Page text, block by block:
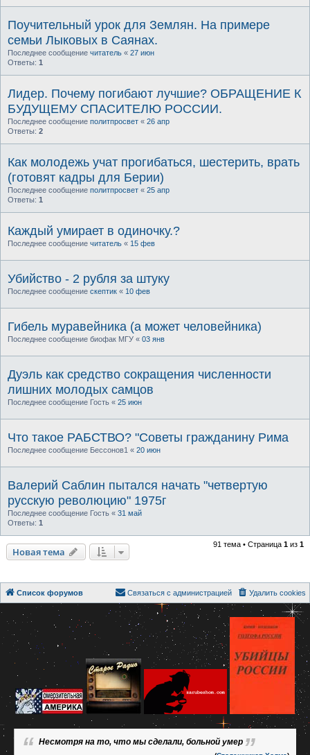
Поучительный урок для Землян. На примере
семьи Лыковых в Саянах.
Последнее сообщение читатель « 27 июн
Ответы: 1
Лидер. Почему погибают лучшие? ОБРАЩЕНИЕ К
БУДУЩЕМУ СПАСИТЕЛЮ РОССИИ.
Последнее сообщение политпросвет « 26 апр
Ответы: 2
Как молодежь учат прогибаться, шестерить, врать
(готовят кадры для Берии)
Последнее сообщение политпросвет « 25 апр
Ответы: 1
Каждый умирает в одиночку.?
Последнее сообщение читатель « 15 фев
Убийство - 2 рубля за штуку
Последнее сообщение скептик « 10 фев
Гибель муравейника (а может человейника)
Последнее сообщение биофак МГУ « 03 янв
Дуэль как средство сокращения численности
лишних молодых самцов
Последнее сообщение Гость « 25 июн
Что такое РАБСТВО? "Советы гражданину Рима
Последнее сообщение Бессонов1 « 20 июн
Валерий Саблин пытался начать "четвертую
русскую революцию" 1975г
Последнее сообщение Гость « 31 май
Ответы: 1
Новая тема
91 тема • Страница 1 из 1
Список форумов Удалить cookies
Связаться с администрацией
Несмотря на то, что мы сделали, больной умер